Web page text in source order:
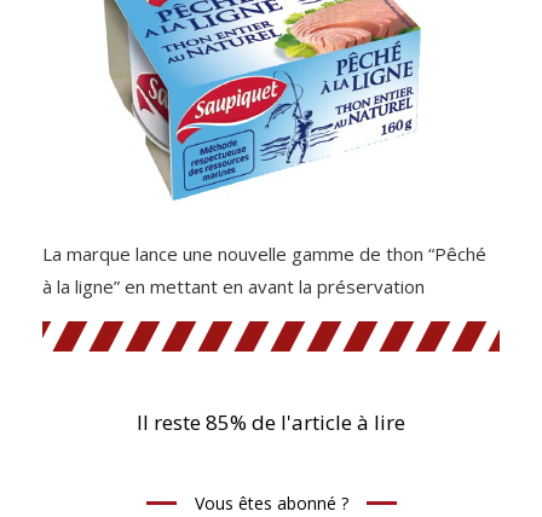
La marque lance une nouvelle gamme de thon “Pêché
à la ligne” en mettant en avant la préservation
Il reste 85% de l'article à lire
Vous êtes abonné ?